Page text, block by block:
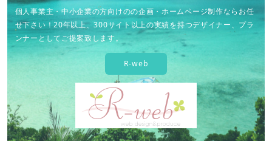
個人事業主・中小企業の方向けのの企画・ホームページ制作ならお任
せ下さい！20年以上、300サイト以上の実績を持つデザイナー、プラ
ンナーとしてご提案致します。
R-web